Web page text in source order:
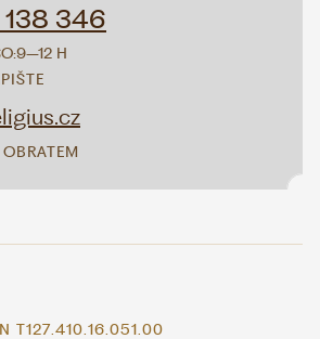
138 346
9–12 H
T127.410.16.051.00